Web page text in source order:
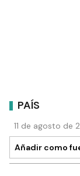
PAÍS
11 de agosto de
Añadir como